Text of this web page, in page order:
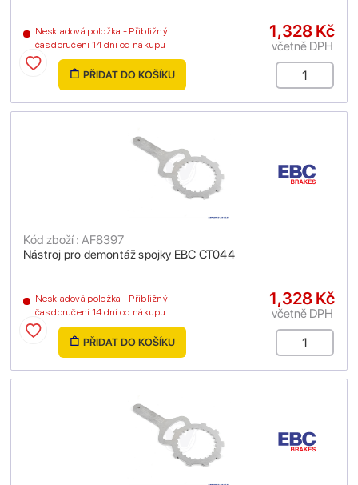
Neskladová položka - Přibližný
čas doručení 14 dní od nákupu
1,328 Kč
včetně DPH
PŘIDAT DO KOŠÍKU
Nástroj pro demontáž spojky EBC CT044
Kód zboží : AF8397
Neskladová položka - Přibližný
čas doručení 14 dní od nákupu
1,328 Kč
včetně DPH
PŘIDAT DO KOŠÍKU